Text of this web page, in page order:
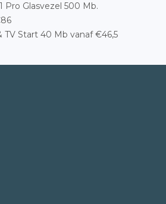
Pro Glasvezel 500 Mb.
Start 40 Mb vanaf €46,5